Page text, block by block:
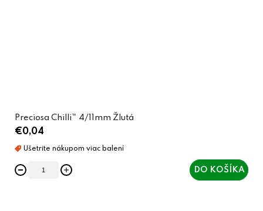
Preciosa Chilli™ 4/11mm Žlutá
€0,04
DO KOŠÍKA